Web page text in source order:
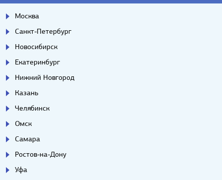
Москва
Санкт-Петербург
Новосибирск
Екатеринбург
Нижний Новгород
Казань
Челябинск
Омск
Самара
Ростов-на-Дону
Уфа